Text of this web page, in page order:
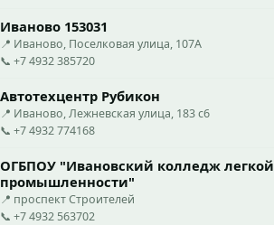
Иваново 153031
📍 Иваново, Поселковая улица, 107А
📞 +7 4932 385720
Автотехцентр Рубикон
📍 Иваново, Лежневская улица, 183 с6
📞 +7 4932 774168
ОГБПОУ "Ивановский колледж легкой
промышленности"
📍 проспект Строителей
📞 +7 4932 563702